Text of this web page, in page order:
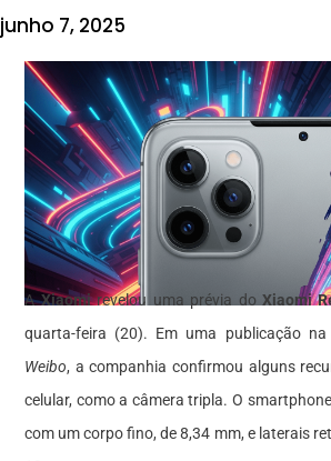
junho 7, 2025
AXiaomirevelou uma prévia do Xiaomi
quarta-feira (20). Em uma publicação na
Weibo, a companhia confirmou alguns
celular, como a câmera tripla. O
com um corpo fino, de 8,34 mm, e laterais